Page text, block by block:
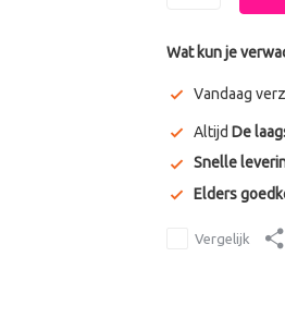
Wat kun je
Vandaag
Altijd De
Snelle
Elders
Vergelijk